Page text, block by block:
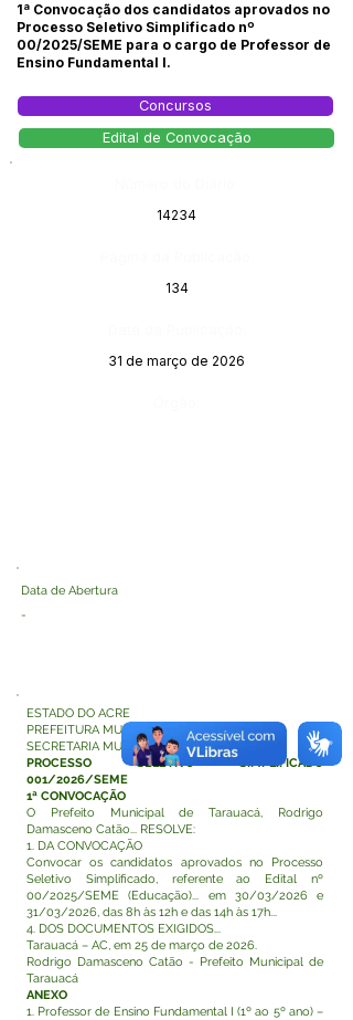
1ª Convocação dos candidatos aprovados no
Processo Seletivo Simplificado nº
00/2025/SEME para o cargo de Professor de
Ensino Fundamental I.
Concursos
Edital de Convocação
14234
134
31 de março de 2026
Data de Abertura
-
ESTADO DO ACRE
PREFEITURA MUNICIPAL DE TARAUACÁ
SECRETARIA MUNICIPAL DE EDUCAÇÃO
PROCESSO SELETIVO SIMPLIFICADO
001/2026/SEME
1ª CONVOCAÇÃO
O Prefeito Municipal de Tarauacá, Rodrigo
Damasceno Catão... RESOLVE:
1. DA CONVOCAÇÃO
Convocar os candidatos aprovados no Processo
Seletivo Simplificado, referente ao Edital nº
00/2025/SEME (Educação)... em 30/03/2026 e
31/03/2026, das 8h às 12h e das 14h às 17h...
4. DOS DOCUMENTOS EXIGIDOS...
Tarauacá – AC, em 25 de março de 2026.
Rodrigo Damasceno Catão - Prefeito Municipal de
Tarauacá
ANEXO
1. Professor de Ensino Fundamental I (1º ao 5º ano) –